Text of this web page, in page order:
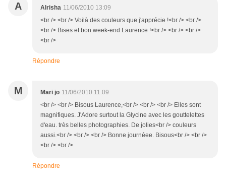
A Alrisha 11/06/2010 13:09
<br /> <br /> Voilà des couleurs que j'apprécie !<br /> <br />
<br /> Bises et bon week-end Laurence !<br /> <br /> <br />
<br />
Répondre
M Mari jo 11/06/2010 11:09
<br /> <br /> Bisous Laurence,<br /> <br /> <br /> Elles sont
magnifiques. J'Adore surtout la Glycine avec les gouttelettes
d'eau. très belles photographies. De jolies<br /> couleurs
aussi.<br /> <br /> <br /> Bonne journéee. Bisous<br /> <br />
<br /> <br />
Répondre